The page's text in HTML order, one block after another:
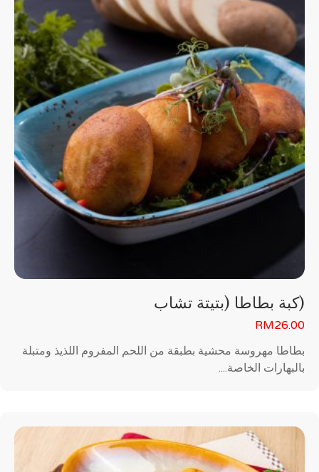
(كبة بطاطا (بتيتة تشاب
RM26.00
بطاطا مهروسة محشية بطبقة من اللحم المفروم اللذيذ ومتبلة
بالبهارات الخاصة....